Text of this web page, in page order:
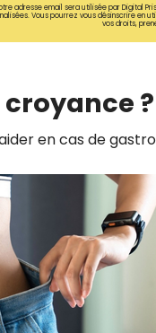
adresse email sera utilisée par Digital
Vous pourrez vous désinscrire en
vos droits,
croyance ?
en cas de